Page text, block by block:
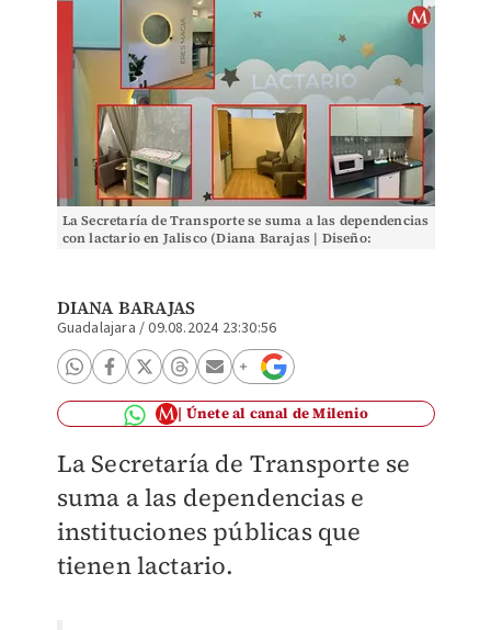
La Secretaría de Transporte se suma a las dependencias
con lactario en Jalisco (Diana Barajas | Diseño:
DIANA BARAJAS
Guadalajara /09.08.2024 23:30:56
Únete al canal de Milenio
La Secretaría de Transporte se
suma a las dependencias e
instituciones públicas que
tienen lactario.